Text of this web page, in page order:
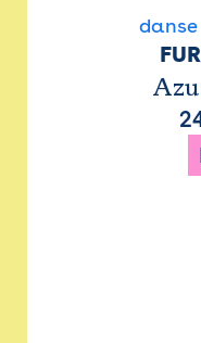
danse